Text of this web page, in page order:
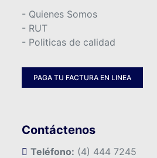
- Quienes Somos
- RUT
- Politicas de calidad
PAGA TU FACTURA EN LINEA
Contáctenos
Teléfono: (4) 444 7245